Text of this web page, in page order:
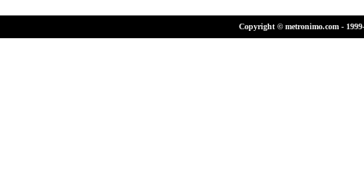
Copyright © metronimo.com -